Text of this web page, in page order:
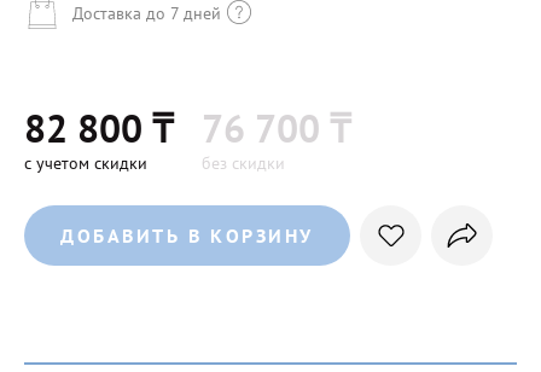
Доставка до 7 дней
82 800 ₸
с учетом скидки
76 700 ₸
без скидки
ДОБАВИТЬ В КОРЗИНУ